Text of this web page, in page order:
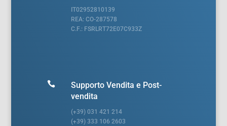
IT02952810139
REA: CO-287578
C.F.: FSRLRT72E07C933Z

Supporto Vendita e Post-
vendita
(+39) 031 421 214
(+39) 333 106 2603